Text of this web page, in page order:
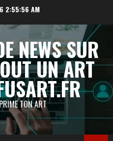
2:55:57 AM
NEWS SUR
UN ART
TON ART